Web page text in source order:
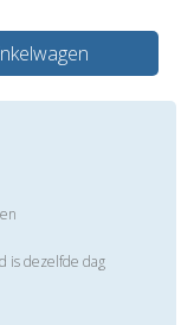
is dezelfde dag